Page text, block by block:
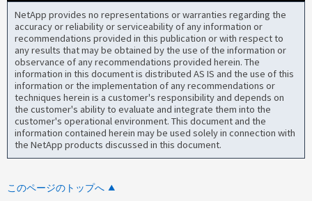
NetApp provides no representations or warranties regarding the
accuracy or reliability or serviceability of any information or
recommendations provided in this publication or with respect to
any results that may be obtained by the use of the information or
observance of any recommendations provided herein. The
information in this document is distributed AS IS and the use of this
information or the implementation of any recommendations or
techniques herein is a customer's responsibility and depends on
the customer's ability to evaluate and integrate them into the
customer's operational environment. This document and the
information contained herein may be used solely in connection with
the NetApp products discussed in this document.
このページのトップへ